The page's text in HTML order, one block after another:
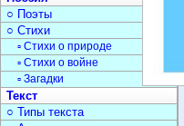
○ Поэты
○ Стихи
▫ Стихи о природе
▫ Стихи о войне
▫ Загадки
Текст
○ Типы текста